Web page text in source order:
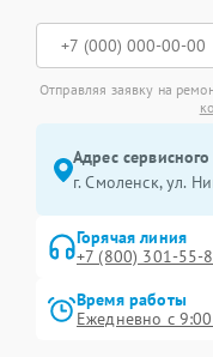
Отправляя заявку на
Адрес
г. Смоленск, ул.
Горячая линия
+7 (800) 301-55-
Время работы
Ежедневно с